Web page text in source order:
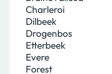
Charleroi
Dilbeek
Drogenbos
Etterbeek
Evere
Forest